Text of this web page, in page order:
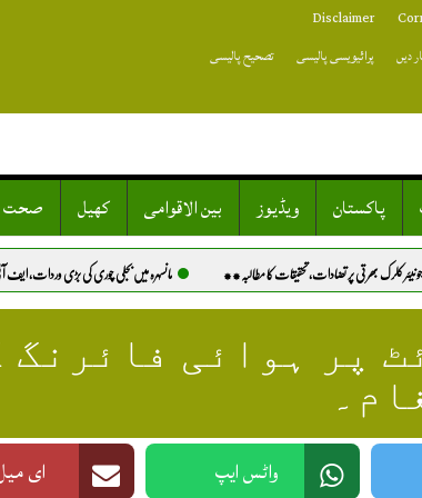
Disclaimer
دیں پرائیویسی پالیسی
تصحیح پالیسی
پاکستان ویڈیوز بین الاقوامی کھیل صحت
کا مطالبہ** مانسہرہ میں بجلی چوری کی بڑی وردات، ایف آئی اے کا چھاپہ.
پر ہوائی فائرنگ
واٹس ایپ ای